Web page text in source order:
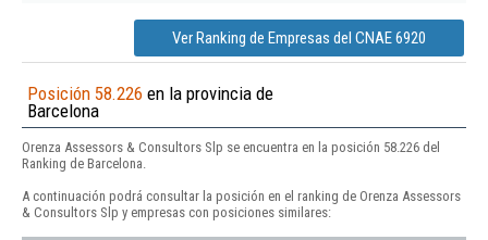
Ver Ranking de Empresas del CNAE 6920
Posición 58.226 en la provincia de
Barcelona
Orenza Assessors & Consultors Slp se encuentra en la posición 58.226 del
Ranking de Barcelona.
A continuación podrá consultar la posición en el ranking de Orenza Assessors
& Consultors Slp y empresas con posiciones similares: